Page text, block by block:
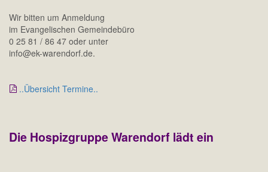
Wir bitten um Anmeldung
im Evangelischen Gemeindebüro
0 25 81 / 86 47 oder unter
info@ek-warendorf.de.
..Übersicht Termine..
Die Hospizgruppe Warendorf lädt ein